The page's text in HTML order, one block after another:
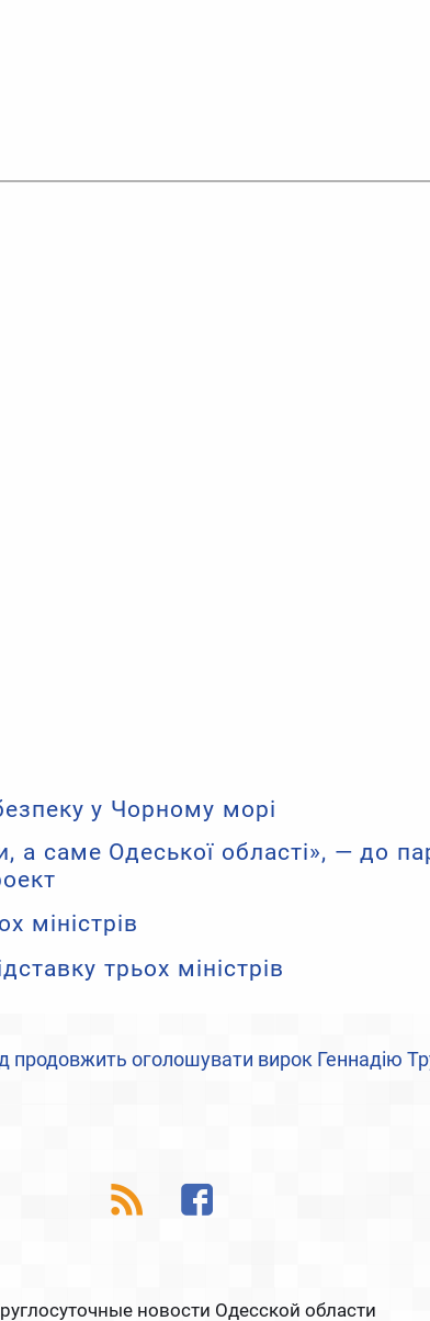
у Чорному морі
а саме Одеської області», — до
міністрів
трьох міністрів
продовжить оголошувати вирок Геннадію
новости Одесской области